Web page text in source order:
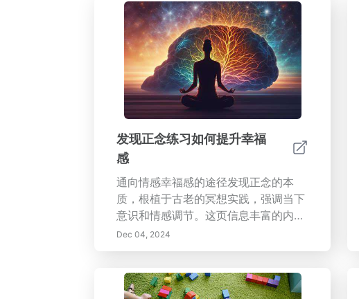
想日常。 - 每日融入正念：如正念行走
和专注呼吸等技巧，以提升你的日常体
验。 - 克服挑战：应对维持稳定正念练
习中的常见障碍的小贴士。 通过正念生
活，提高你的心理健康、自我意识和情
感韧性。加入越来越多的改变生活的社
区，一步一个脚印地改变自己。今天就
备！
发现正念练习如何提升幸福
感
通向情感幸福感的途径发现正念的本
质，根植于古老的冥想实践，强调当下
意识和情感调节。这页信息丰富的内容
探讨了正念的核心原则，突出了它对心
理健康、压力管理和人际关系的益处。
如正念呼吸、身体扫描和写日记。基于
Dec 04, 2024